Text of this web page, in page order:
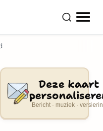
Deze kaart
Bericht · muziek ·